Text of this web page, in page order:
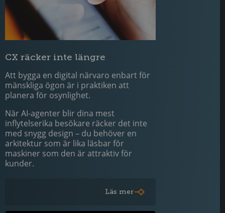
CX räcker inte längre
Att bygga en digital närvaro enbart för
mänskliga ögon är i praktiken att
planera för osynlighet.
När AI-agenter blir dina mest
inflytelserika besökare räcker det inte
med snygg design – du behöver en
arkitektur som är lika läsbar för
maskiner som den är attraktiv för
kunder.
Läs mer